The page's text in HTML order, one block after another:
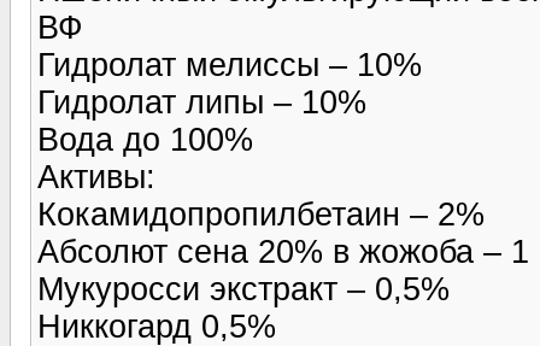
ВФ
Гидролат мелиссы – 10%
Гидролат липы – 10%
Вода до 100%
Активы:
Кокамидопропилбетаин – 2%
Абсолют сена 20% в жожоба –
Мукуросси экстракт – 0,5%
Никкогард 0,5%